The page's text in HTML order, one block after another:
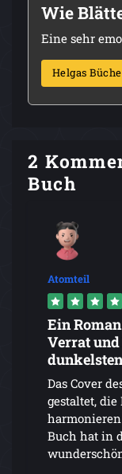
Wie
Eine sehr
Helgas
2
Buch
Atomteil
Ein
Verrat
Das Cover
gestaltet,
Buch hat in